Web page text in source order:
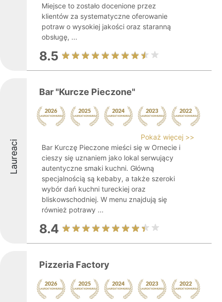
Miejsce to zostało docenione przez
klientów za systematyczne oferowanie
potraw o wysokiej jakości oraz staranną
obsługę, ...
8.5
Laureaci
Bar "Kurcze Pieczone"
Pokaż więcej >>
Bar Kurczę Pieczone mieści się w Ornecie i
cieszy się uznaniem jako lokal serwujący
autentyczne smaki kuchni. Główną
specjalnością są kebaby, a także szeroki
wybór dań kuchni tureckiej oraz
bliskowschodniej. W menu znajdują się
również potrawy ...
8.4
Pizzeria Factory